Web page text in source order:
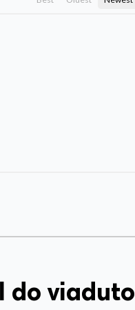
do viaduto